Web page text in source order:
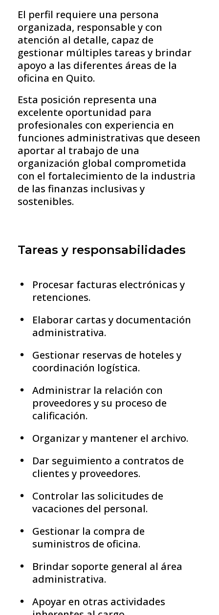
El perfil requiere una persona
organizada, responsable y con
atención al detalle, capaz de
gestionar múltiples tareas y brindar
apoyo a las diferentes áreas de la
oficina en Quito.
Esta posición representa una
excelente oportunidad para
profesionales con experiencia en
funciones administrativas que deseen
aportar al trabajo de una
organización global comprometida
con el fortalecimiento de la industria
de las finanzas inclusivas y
sostenibles.
Tareas y responsabilidades
Procesar facturas electrónicas y
retenciones.
Elaborar cartas y documentación
administrativa.
Gestionar reservas de hoteles y
coordinación logística.
Administrar la relación con
proveedores y su proceso de
calificación.
Organizar y mantener el archivo.
Dar seguimiento a contratos de
clientes y proveedores.
Controlar las solicitudes de
vacaciones del personal.
Gestionar la compra de
suministros de oficina.
Brindar soporte general al área
administrativa.
Apoyar en otras actividades